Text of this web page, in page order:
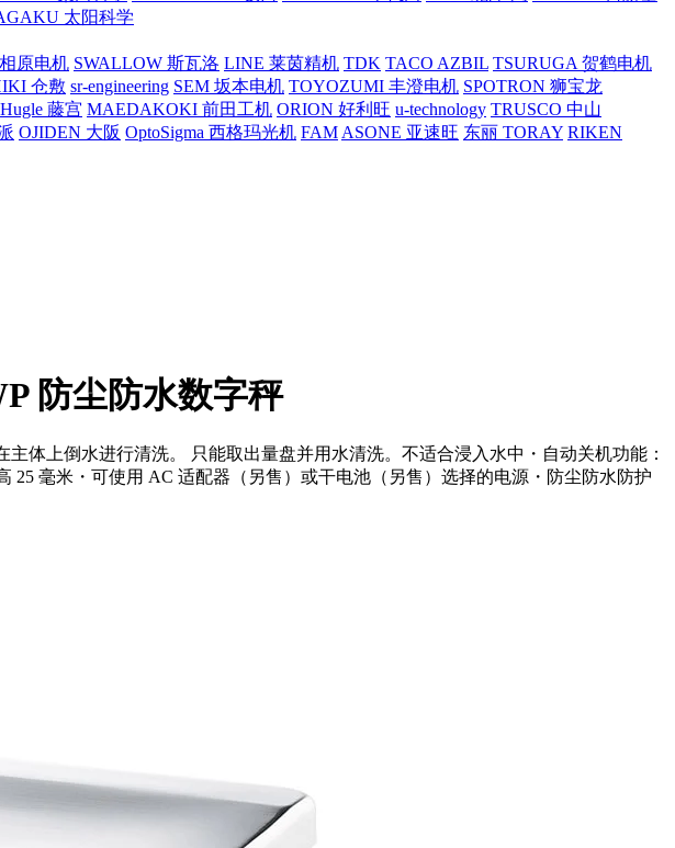
太阳科学
原电机 SWALLOW 斯瓦洛 LINE 莱茵精机 TDK TACO AZBIL TSURUGA 贺鹤电机
仓敷 sr-engineering SEM 坂本电机 TOYOZUMI 丰澄电机 SPOTRON 狮宝龙
Hugle 藤宫 MAEDAKOKI 前田工机 ORION 好利旺 u-technology TRUSCO 中山
OJIDEN 大阪 OptoSigma 西格玛光机 FAM ASONE 亚速旺 东丽 TORAY RIKEN
防尘防水数字秤
体上倒水进行清洗。 只能取出量盘并用水清洗。不适合浸入水中・自动关机功能：
毫米・可使用 AC 适配器（另售）或干电池（另售）选择的电源・防尘防水防护